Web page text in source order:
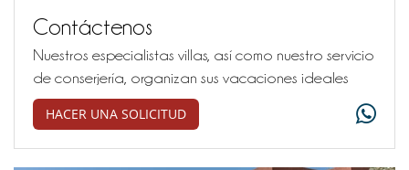
Contáctenos
Nuestros especialistas villas, así como nuestro servicio
de conserjería, organizan sus vacaciones ideales
HACER UNA SOLICITUD